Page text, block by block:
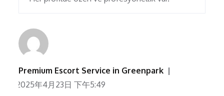
Premium Escort Service in Greenpark
2025年4月23日 下午5:49